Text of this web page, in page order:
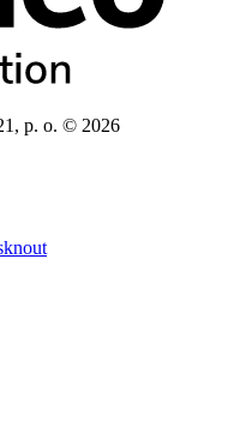
p. o. © 2026